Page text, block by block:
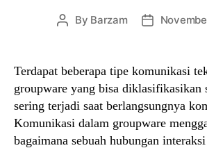
Post
By Barzam
Post
Terdapat beberapa tipe komunikasi
groupware yang bisa diklasifikasikan
sering terjadi saat berlangsungnya
Komunikasi dalam groupware
bagaimana sebuah hubungan